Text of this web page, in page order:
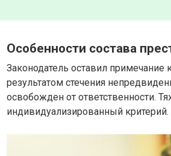
Особенности состава
Законодатель оставил
результатом стечения
освобожден от ответственности.
индивидуализированный